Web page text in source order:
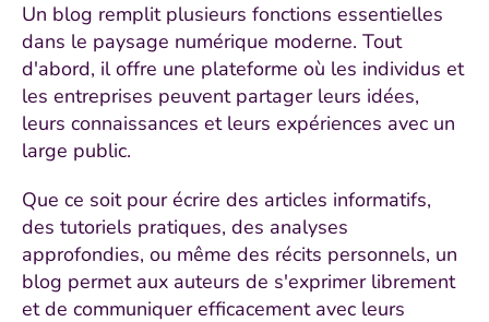
Un blog remplit plusieurs fonctions essentielles
dans le paysage numérique moderne. Tout
d'abord, il offre une plateforme où les individus et
les entreprises peuvent partager leurs idées,
leurs connaissances et leurs expériences avec un
large public.
Que ce soit pour écrire des articles informatifs,
des tutoriels pratiques, des analyses
approfondies, ou même des récits personnels, un
blog permet aux auteurs de s'exprimer librement
et de communiquer efficacement avec leurs